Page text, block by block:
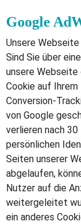
Google
Unsere
Sind Sie über
unsere Webseite
Cookie auf
Conversion-
von Google
verlieren nach
persönlichen
Seiten unserer
abgelaufen,
Nutzer auf die
weitergeleitet
ein anderes